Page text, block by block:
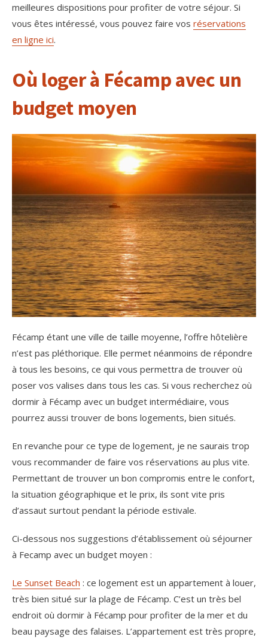
meilleures dispositions pour profiter de votre séjour. Si
vous êtes intéressé, vous pouvez faire vos réservations
en ligne ici.
Où loger à Fécamp avec un
budget moyen
Fécamp étant une ville de taille moyenne, l’offre hôtelière
n’est pas pléthorique. Elle permet néanmoins de répondre
à tous les besoins, ce qui vous permettra de trouver où
poser vos valises dans tous les cas. Si vous recherchez où
dormir à Fécamp avec un budget intermédiaire, vous
pourrez aussi trouver de bons logements, bien situés.
En revanche pour ce type de logement, je ne saurais trop
vous recommander de faire vos réservations au plus vite.
Permettant de trouver un bon compromis entre le confort,
la situation géographique et le prix, ils sont vite pris
d’assaut surtout pendant la période estivale.
Ci-dessous nos suggestions d’établissement où séjourner
à Fecamp avec un budget moyen :
Le Sunset Beach : ce logement est un appartement à louer,
très bien situé sur la plage de Fécamp. C’est un très bel
endroit où dormir à Fécamp pour profiter de la mer et du
beau paysage des falaises. L’appartement est très propre,